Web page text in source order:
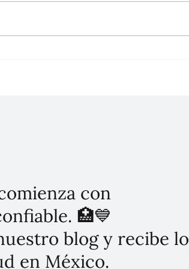
con
🏥💙
blog y recibe lo
en México.